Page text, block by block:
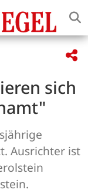
sich
Ausrichter ist